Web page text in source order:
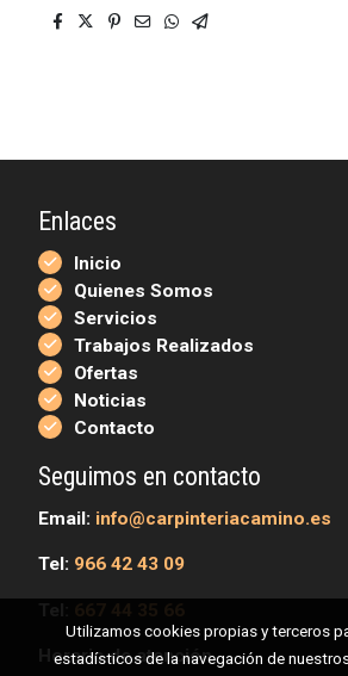
Enlaces
Inicio
Quienes Somos
Servicios
Trabajos Realizados
Ofertas
Noticias
Contacto
Seguimos en contacto
Email: info@carpinteriacamino.es
Tel: 966 42 43 09
Horario de atención
Utilizamos cookies propias y terceros
estadísticos de la navegación de